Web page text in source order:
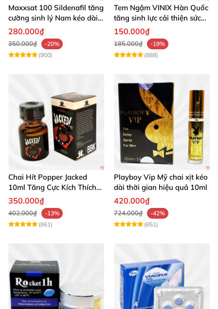
Maxxsat 100 Sildenafil tăng
cường sinh lý Nam kéo dài
hiệu quả
280.000₫
350.000₫
-20%
(900)
Tem Ngậm VINIX Hàn Quốc
tăng sinh lực cải thiện sức
khỏe phái mạnh
150.000₫
185.000₫
-19%
(888)
Chai Hít Popper Jacked
10ml Tăng Cực Kích Thích
Mạnh Mẽ
350.000₫
402.000₫
-13%
(861)
Playboy Vip Mỹ chai xịt kéo
dài thời gian hiệu quả 10ml
420.000₫
724.000₫
-42%
(851)